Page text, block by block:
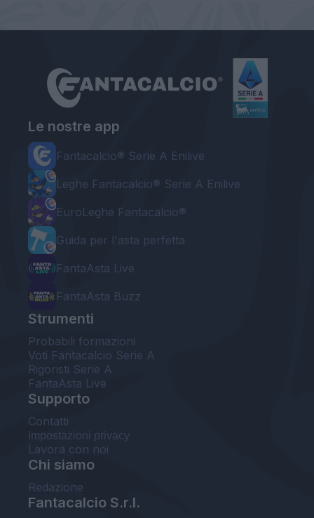
Le nostre app
Fantacalcio® Serie A Enilive
Leghe Fantacalcio® Serie A Enilive
EuroLeghe Fantacalcio®
Guida per l'asta perfetta
FantaAsta Live
FantaAsta Buzz
Strumenti
Probabili formazioni
Voti Fantacalcio Serie A
Rigoristi Serie A
FantaAsta Live
Supporto
Contatti
Impostazioni privacy
Lavora con noi
Chi siamo
Redazione
Fantacalcio S.r.l.